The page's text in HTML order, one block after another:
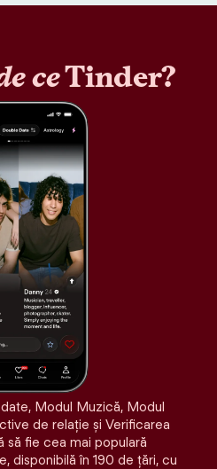
ceTinder?
Modul Muzică, Modul
de relație și Verificarea
să fie cea mai populară
disponibilă în 190 de țări, cu